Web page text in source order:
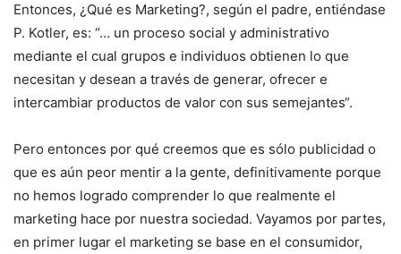
Entonces, ¿Qué es Marketing?, según el padre, entiéndase
P. Kotler, es: “… un proceso social y administrativo
mediante el cual grupos e individuos obtienen lo que
necesitan y desean a través de generar, ofrecer e
intercambiar productos de valor con sus semejantes“.
Pero entonces por qué creemos que es sólo publicidad o
que es aún peor mentir a la gente, definitivamente porque
no hemos logrado comprender lo que realmente el
marketing hace por nuestra sociedad. Vayamos por partes,
en primer lugar el marketing se base en el consumidor,